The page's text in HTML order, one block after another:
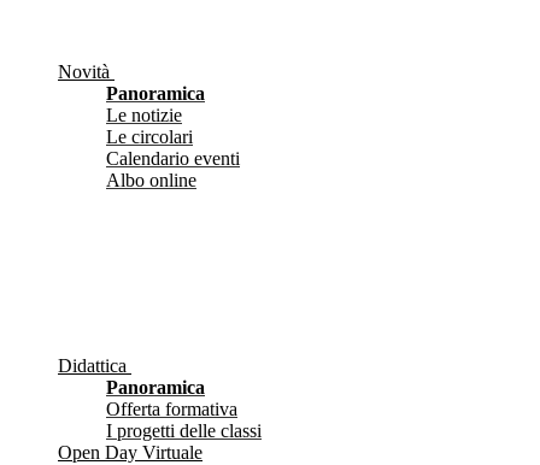
Novità
Panoramica
Le notizie
Le circolari
Calendario eventi
Albo online
Didattica
Panoramica
Offerta formativa
I progetti delle classi
Open Day Virtuale